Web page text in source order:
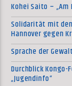
Kohei Saito –
Solidarität mit
Hannover gegen
Sprache der
Durchblick Kongo-
„Jugendinfo“